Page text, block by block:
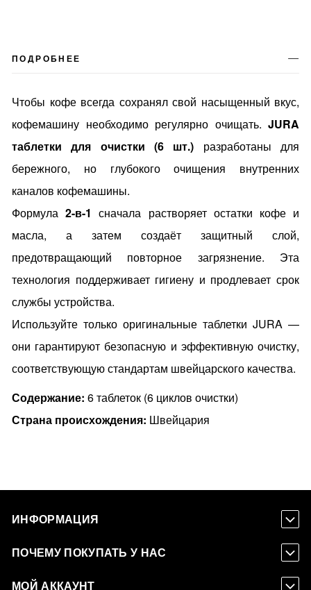
ПОДРОБНЕЕ
Чтобы кофе всегда сохранял свой насыщенный вкус,
кофемашину необходимо регулярно очищать. JURA
таблетки для очистки (6 шт.) разработаны для
бережного, но глубокого очищения внутренних
каналов кофемашины.
Формула2-в-1 сначала растворяет остатки кофе и
масла, а затем создаёт защитный слой,
предотвращающий повторное загрязнение. Эта
технология поддерживает гигиену и продлевает срок
службы устройства.
Используйте только оригинальные таблетки JURA —
они гарантируют безопасную и эффективную очистку,
соответствующую стандартам швейцарского качества.
Содержание: 6 таблеток (6 циклов очистки)
Страна происхождения: Швейцария
ИНФОРМАЦИЯ
ПОЧЕМУ ПОКУПАТЬ У НАС
МОЙ АККАУНТ